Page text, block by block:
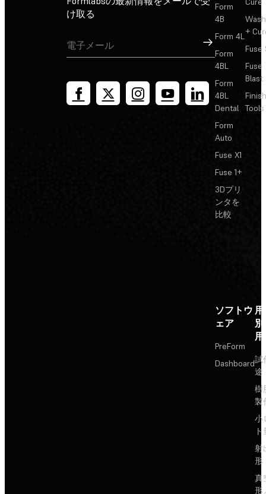
け取る
サインアップ
Form
4B
Form 4L
Form
4BL
Form
4BL
Dental
Form
Auto
Fuse X1
Fuse 1+
3Dプリ
ンタを
比較
+
Fuse
Fuse
Blast
Tools
ソフトウ
ェア
PreForm
Dashboard試
途
樹
製
小
射
形
真
形